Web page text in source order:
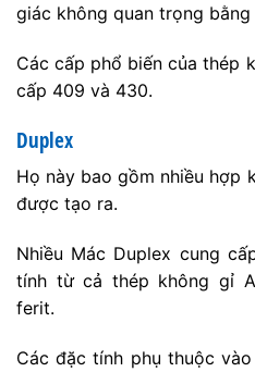
giác không quan trọng
Các cấp phổ biến của thép
cấp 409 và 430.
Duplex
Họ này bao gồm nhiều hợp
được tạo ra.
Nhiều Mác Duplex cung
tính từ cả thép không gỉ
ferit.
Các đặc tính phụ thuộc